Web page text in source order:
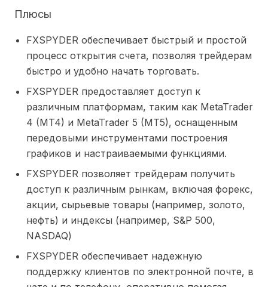
Плюсы
FXSPYDER обеспечивает быстрый и простой
процесс открытия счета, позволяя трейдерам
быстро и удобно начать торговать.
FXSPYDER предоставляет доступ к
различным платформам, таким как MetaTrader
4 (MT4) и MetaTrader 5 (MT5), оснащенным
передовыми инструментами построения
графиков и настраиваемыми функциями.
FXSPYDER позволяет трейдерам получить
доступ к различным рынкам, включая форекс,
акции, сырьевые товары (например, золото,
нефть) и индексы (например, S&P 500,
NASDAQ)
FXSPYDER обеспечивает надежную
поддержку клиентов по электронной почте, в